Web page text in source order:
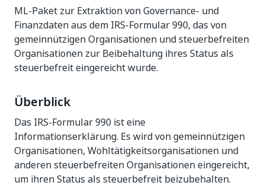
ML-Paket zur Extraktion von Governance- und
Finanzdaten aus dem IRS-Formular 990, das von
gemeinnützigen Organisationen und steuerbefreiten
Organisationen zur Beibehaltung ihres Status als
steuerbefreit eingereicht wurde.
Überblick
Das IRS-Formular 990 ist eine
Informationserklärung. Es wird von gemeinnützigen
Organisationen, Wohltätigkeitsorganisationen und
anderen steuerbefreiten Organisationen eingereicht,
um ihren Status als steuerbefreit beizubehalten.